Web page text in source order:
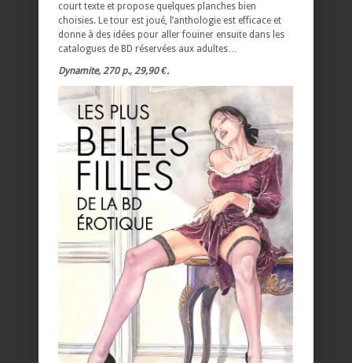
court texte et propose quelques planches bien
choisies. Le tour est joué, l’anthologie est efficace et
donne à des idées pour aller fouiner ensuite dans les
catalogues de BD réservées aux adultes…
Dynamite, 270 p., 29,90 €.